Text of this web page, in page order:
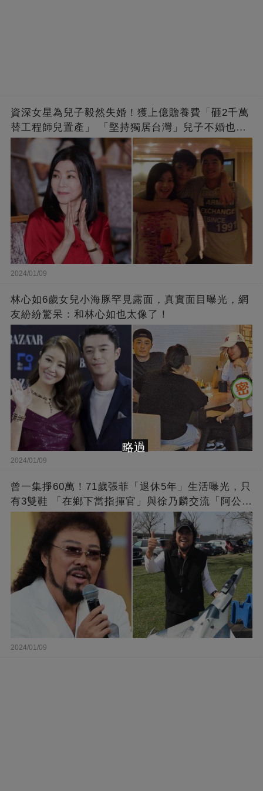
資深女星為兒子毅然失婚！獲上億贍養費「砸2千萬
替工程師兒置產」 「堅持獨居台灣」兒子不婚也支
2024/01/09
林心如6歲女兒小海豚罕見露面，真實面目曝光，網
友紛紛驚呆：和林心如也太像了！
2024/01/09
曾一集掙60萬！71歲張菲「退休5年」生活曝光，只
有3雙鞋 「在鄉下當指揮官」與徐乃麟交流「阿公
2024/01/09
略過